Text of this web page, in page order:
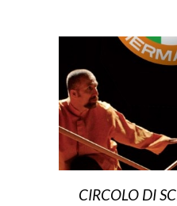
CIRCOLO DI